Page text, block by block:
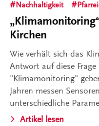
Nachhaltigkeit
Kirchen
Wie verhält sich das
Antwort auf diese
"Klimamonitoring"
Jahren messen
unterschiedliche
Artikel lesen